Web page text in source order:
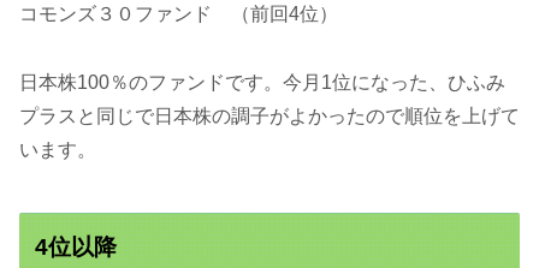
コモンズ３０ファンド （前回4位）
日本株100％のファンドです。今月1位になった、ひふみ
プラスと同じで日本株の調子がよかったので順位を上げて
います。
4位以降